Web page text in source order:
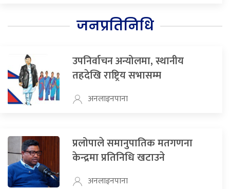
जनप्रतिनिधि
उपनिर्वाचन अन्योलमा, स्थानीय
तहदेखि राष्ट्रिय सभासम्म
अनलाइनपाना
प्रलोपाले समानुपातिक मतगणना
केन्द्रमा प्रतिनिधि खटाउने
अनलाइनपाना